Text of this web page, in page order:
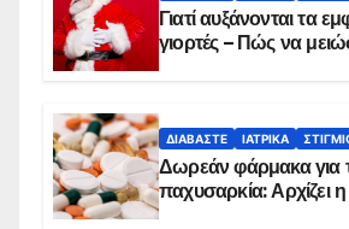
Γιατί αυξάνονται τα
γιορτές – Πώς να
ΔΙΑΒΆΣΤΕ ΙΑΤΡΙΚΆ
Δωρεάν φάρμακα για
παχυσαρκία: Αρχίζει